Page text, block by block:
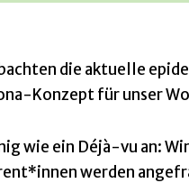
die aktuelle
Konzept für unser
wie ein Déjà-vu an:
werden